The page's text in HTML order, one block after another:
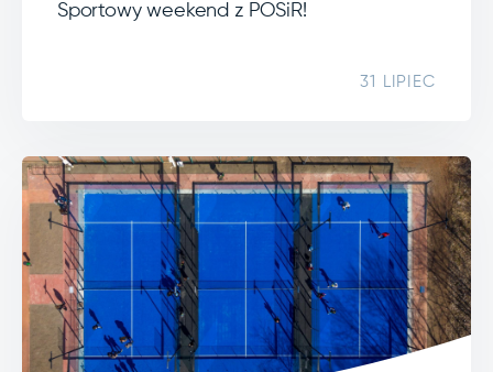
Sportowy weekend z POSiR!
31 LIPIEC